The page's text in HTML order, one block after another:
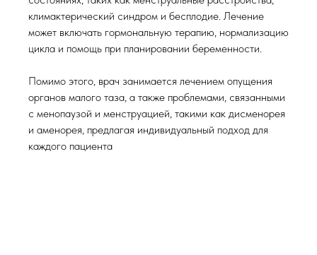
климактерический синдром и бесплодие. Лечение
может включать гормональную терапию, нормализацию
цикла и помощь при планировании беременности.
Помимо этого, врач занимается лечением опущения
органов малого таза, а также проблемами, связанными
с менопаузой и менструацией, такими как дисменорея
и аменорея, предлагая индивидуальный подход для
каждого пациента